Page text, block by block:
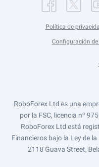
Política de
Configuración de
RoboForex Ltd es una
por la FSC, licencia nº
RoboForex Ltd está
Financieros bajo la Ley de
2118 Guava Street,